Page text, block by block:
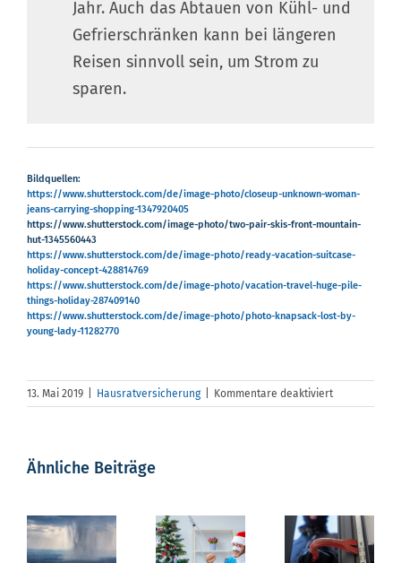
Jahr. Auch das Abtauen von Kühl- und
Gefrierschränken kann bei längeren
Reisen sinnvoll sein, um Strom zu
sparen.
Bildquellen:
https://www.shutterstock.com/de/image-photo/closeup-unknown-woman-
jeans-carrying-shopping-1347920405
https://www.shutterstock.com/image-photo/two-pair-skis-front-mountain-
hut-1345560443
https://www.shutterstock.com/de/image-photo/ready-vacation-suitcase-
holiday-concept-428814769
https://www.shutterstock.com/de/image-photo/vacation-travel-huge-pile-
things-holiday-287409140
https://www.shutterstock.com/de/image-photo/photo-knapsack-lost-by-
young-lady-11282770
13. Mai 2019 Hausratversicherung Kommentare deaktiviertfür
„Unterwegs“
Ähnliche Beiträge
an
Weihnachten
– So
reagieren
wenn
selbst